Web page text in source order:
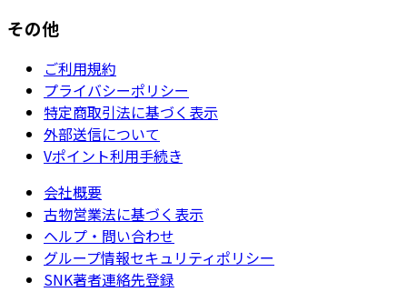
その他
ご利用規約
プライバシーポリシー
特定商取引法に基づく表示
外部送信について
Vポイント利用手続き
会社概要
古物営業法に基づく表示
ヘルプ・問い合わせ
グループ情報セキュリティポリシー
SNK著者連絡先登録